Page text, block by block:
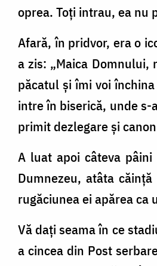
oprea. Toţi intrau, ea nu
Afară, în pridvor, era o
a zis: „Maica
păcatul şi îmi voi
intre în biserică, unde s-
primit dezlegare şi
A luat apoi câteva
Dumnezeu, atâta
rugăciunea ei apărea ca
Vă daţi seama în ce
a cincea din Post